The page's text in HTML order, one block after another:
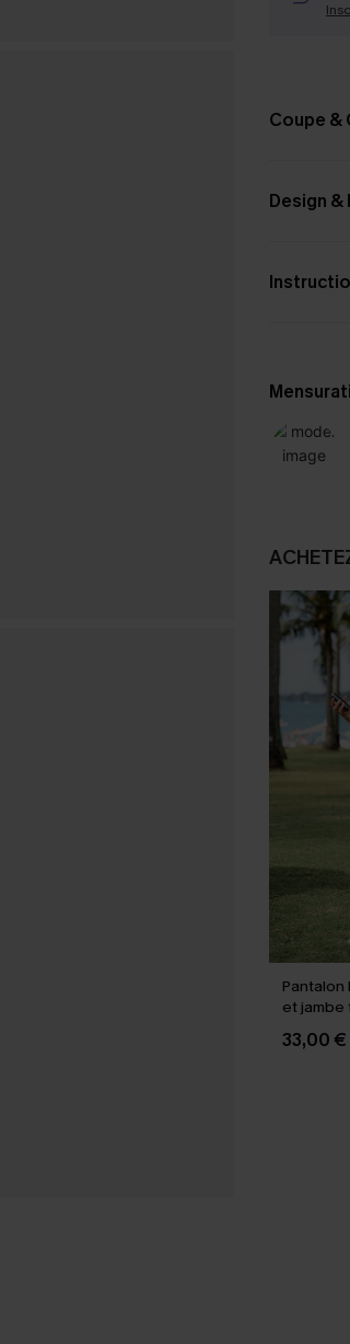
Coupe
Design &
et jambe
33,00 €